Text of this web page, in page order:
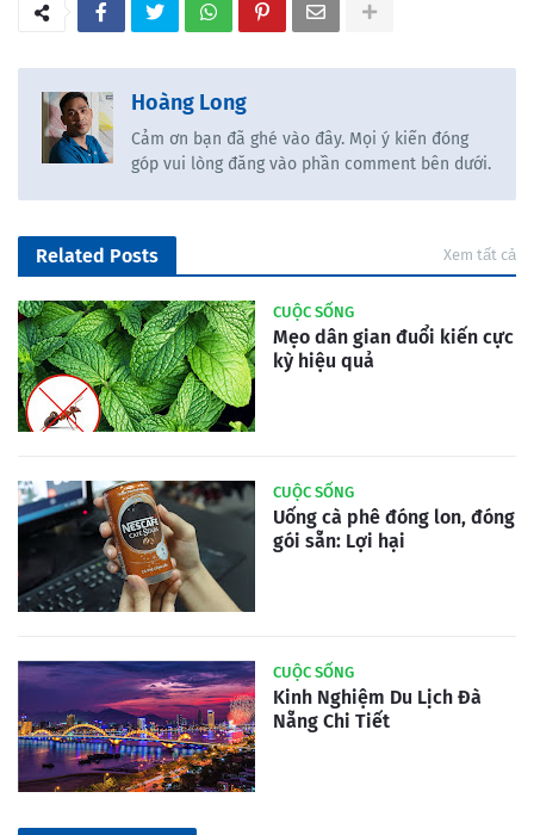
Hoàng Long
Cảm ơn bạn đã ghé vào đây. Mọi ý kiến đóng
góp vui lòng đăng vào phần comment bên dưới.
Related Posts Xem tất cả
CUỘC SỐNG
Mẹo dân gian đuổi kiến cực
kỳ hiệu quả
CUỘC SỐNG
Uống cà phê đóng lon, đóng
gói sẵn: Lợi hại
CUỘC SỐNG
Kinh Nghiệm Du Lịch Đà
Nẵng Chi Tiết